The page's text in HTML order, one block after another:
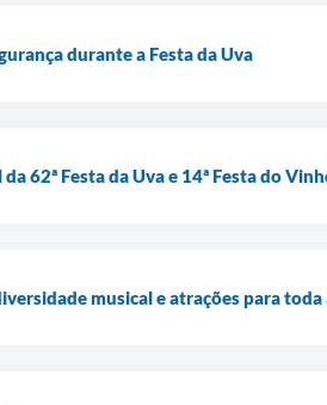
durante a Festa da Uva
62ª Festa da Uva e 14ª Festa do
musical e atrações para